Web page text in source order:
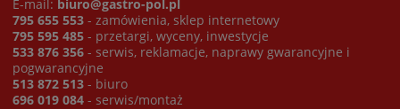
E-mail: biuro@gastro-pol.pl
795 655 553 - zamówienia, sklep internetowy
795 595 485 - przetargi, wyceny, inwestycje
533 876 356 - serwis, reklamacje, naprawy gwarancyjne i
pogwarancyjne
513 872 513 - biuro
696 019 084 - serwis/montaż